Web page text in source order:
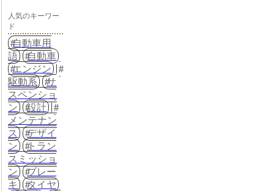
人気のキーワー
ド
自動車用
語
自動車
エンジン
駆動系
サ
スペンショ
ン
設計
メンテナン
ス
デザイ
ン
トラン
スミッショ
ン
ブレー
キ
タイヤ